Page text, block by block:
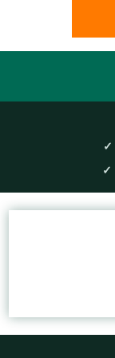
✓
✓